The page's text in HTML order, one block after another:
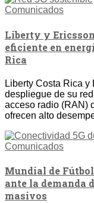
Comunicados
Liberty y
eficiente en
Rica
Liberty Costa Rica y
despliegue de su
acceso radio (RAN)
ofrecen alto
Comunicados
Mundial de
ante la demanda
masivos